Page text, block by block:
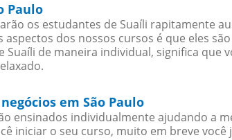
Paulo
os estudantes de Suaíli rapitamente
dos nossos cursos é que eles
de maneira individual, significa que
em São Paulo
ensinados individualmente ajudando a
iniciar o seu curso, muito em breve